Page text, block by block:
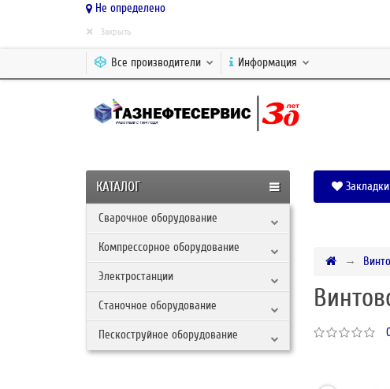
Не определено
× Закрыть
Все производители Информация
КАТАЛОГ
Сварочное оборудование
Компрессорное оборудование
Электростанции
Станочное оборудование
Пескоструйное оборудование